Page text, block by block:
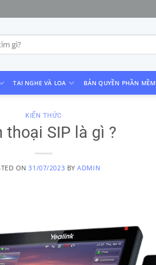
TAI NGHE VÀ LOA BẢN QUYỀN PHẦN MỀM
KIẾN THỨC
thoại SIP là gì ?
ON 31/07/2023 BYADMIN